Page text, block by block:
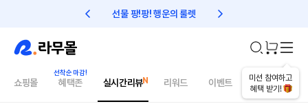
선물 팡!팡! 행운의 룰렛 친구초대 1만원 리워드!
미션 참여하고
혜택 받기!
쇼핑몰 혜택존 실시간리뷰 리워드 이벤트 건강매거진